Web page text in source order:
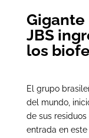
Gigante
JBS
los
El grupo
del mundo,
de sus
entrada en este